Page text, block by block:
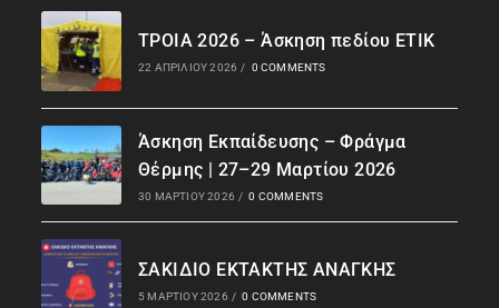
ΤΡΟΙΑ 2026 – Άσκηση πεδίου ΕΤΙΚ
22 ΑΠΡΙΛΊΟΥ 2026 / 0 COMMENTS
Άσκηση Εκπαίδευσης – Φράγμα
Θέρμης | 27–29 Μαρτίου 2026
30 ΜΑΡΤΊΟΥ 2026 / 0 COMMENTS
ΣΑΚΙΔΙΟ ΕΚΤΑΚΤΗΣ ΑΝΑΓΚΗΣ
5 ΜΑΡΤΊΟΥ 2026 / 0 COMMENTS